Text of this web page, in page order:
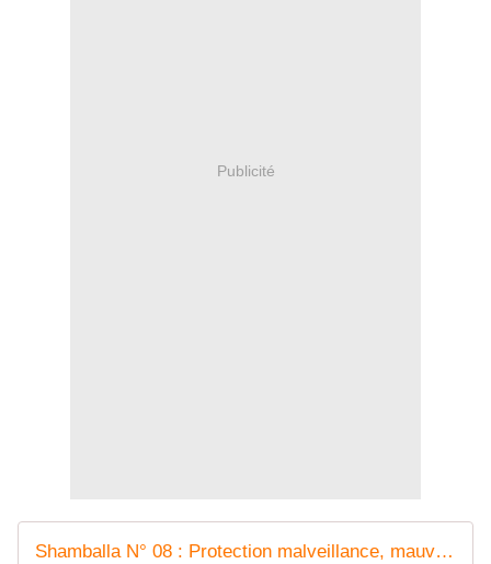
Publicité
Shamballa N° 08 : Protection malveillance, mauvaises ondes - Chez Mamigoz